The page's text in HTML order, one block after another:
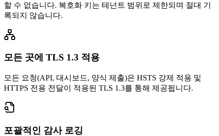
할 수 없습니다. 복호화 키는 테넌트 범위로 제한되며 절대 기
록되지 않습니다.
모든 곳에 TLS 1.3 적용
모든 요청(API, 대시보드, 양식 제출)은 HSTS 강제 적용 및
HTTPS 전용 전달이 적용된 TLS 1.3를 통해 제공됩니다.
포괄적인 감사 로깅